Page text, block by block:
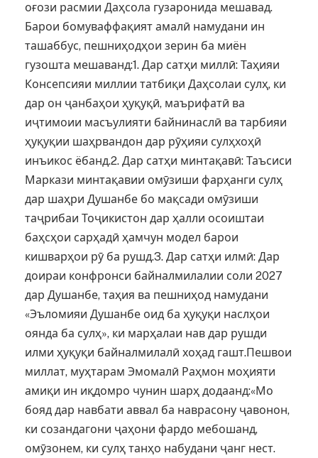
оғози расмии Даҳсола гузаронида мешавад.
Барои бомуваффақият амалӣ намудани ин
ташаббус, пешниҳодҳои зерин ба миён
гузошта мешаванд:1. Дар сатҳи миллӣ: Таҳияи
Консепсияи миллии татбиқи Даҳсолаи сулҳ, ки
дар он ҷанбаҳои ҳуқуқӣ, маърифатӣ ва
иҷтимоии масъулияти байнинаслӣ ва тарбияи
ҳуқуқии шаҳрвандон дар рӯҳияи сулҳхоҳӣ
инъикос ёбанд.2. Дар сатҳи минтақавӣ: Таъсиси
Маркази минтақавии омӯзиши фарҳанги сулҳ
дар шаҳри Душанбе бо мақсади омӯзиши
таҷрибаи Тоҷикистон дар ҳалли осоиштаи
баҳсҳои сарҳадӣ ҳамчун модел барои
кишварҳои рӯ ба рушд.3. Дар сатҳи илмӣ: Дар
доираи конфронси байналмилалии соли 2027
дар Душанбе, таҳия ва пешниҳод намудани
«Эъломияи Душанбе оид ба ҳуқуқи наслҳои
оянда ба сулҳ», ки марҳалаи нав дар рушди
илми ҳуқуқи байналмилалӣ хоҳад гашт.Пешвои
миллат, муҳтарам Эмомалӣ Раҳмон моҳияти
амиқи ин иқдомро чунин шарҳ додаанд:«Мо
бояд дар навбати аввал ба наврасону ҷавонон,
ки созандагони ҷаҳони фардо мебошанд,
омӯзонем, ки сулҳ танҳо набудани ҷанг нест.